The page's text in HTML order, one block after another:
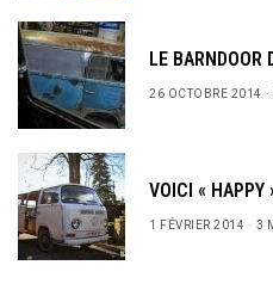
LE BARNDOOR
26 OCTOBRE 2014
VOICI « HAPPY
1 FÉVRIER 2014 3